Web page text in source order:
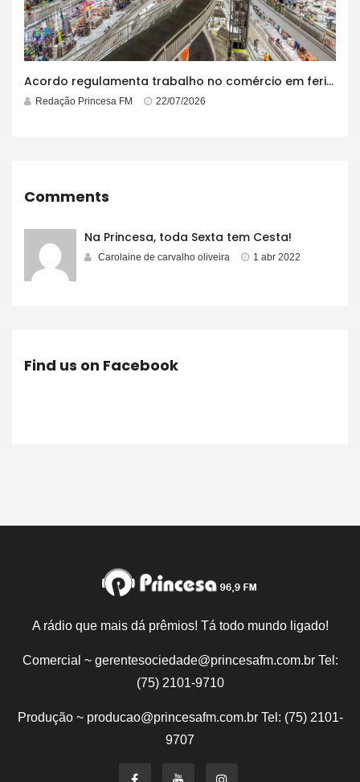
Acordo regulamenta trabalho no comércio em feriados
Redação Princesa FM 22/07/2026
Comments
Na Princesa, toda Sexta tem Cesta!
Carolaine de carvalho oliveira 1 abr 2022
Find us on Facebook
A rádio que mais dá prêmios! Tá todo mundo ligado!
Comercial ~ gerentesociedade@princesafm.com.br Tel:
(75) 2101-9710
Produção ~ producao@princesafm.com.br Tel: (75) 2101-
9707